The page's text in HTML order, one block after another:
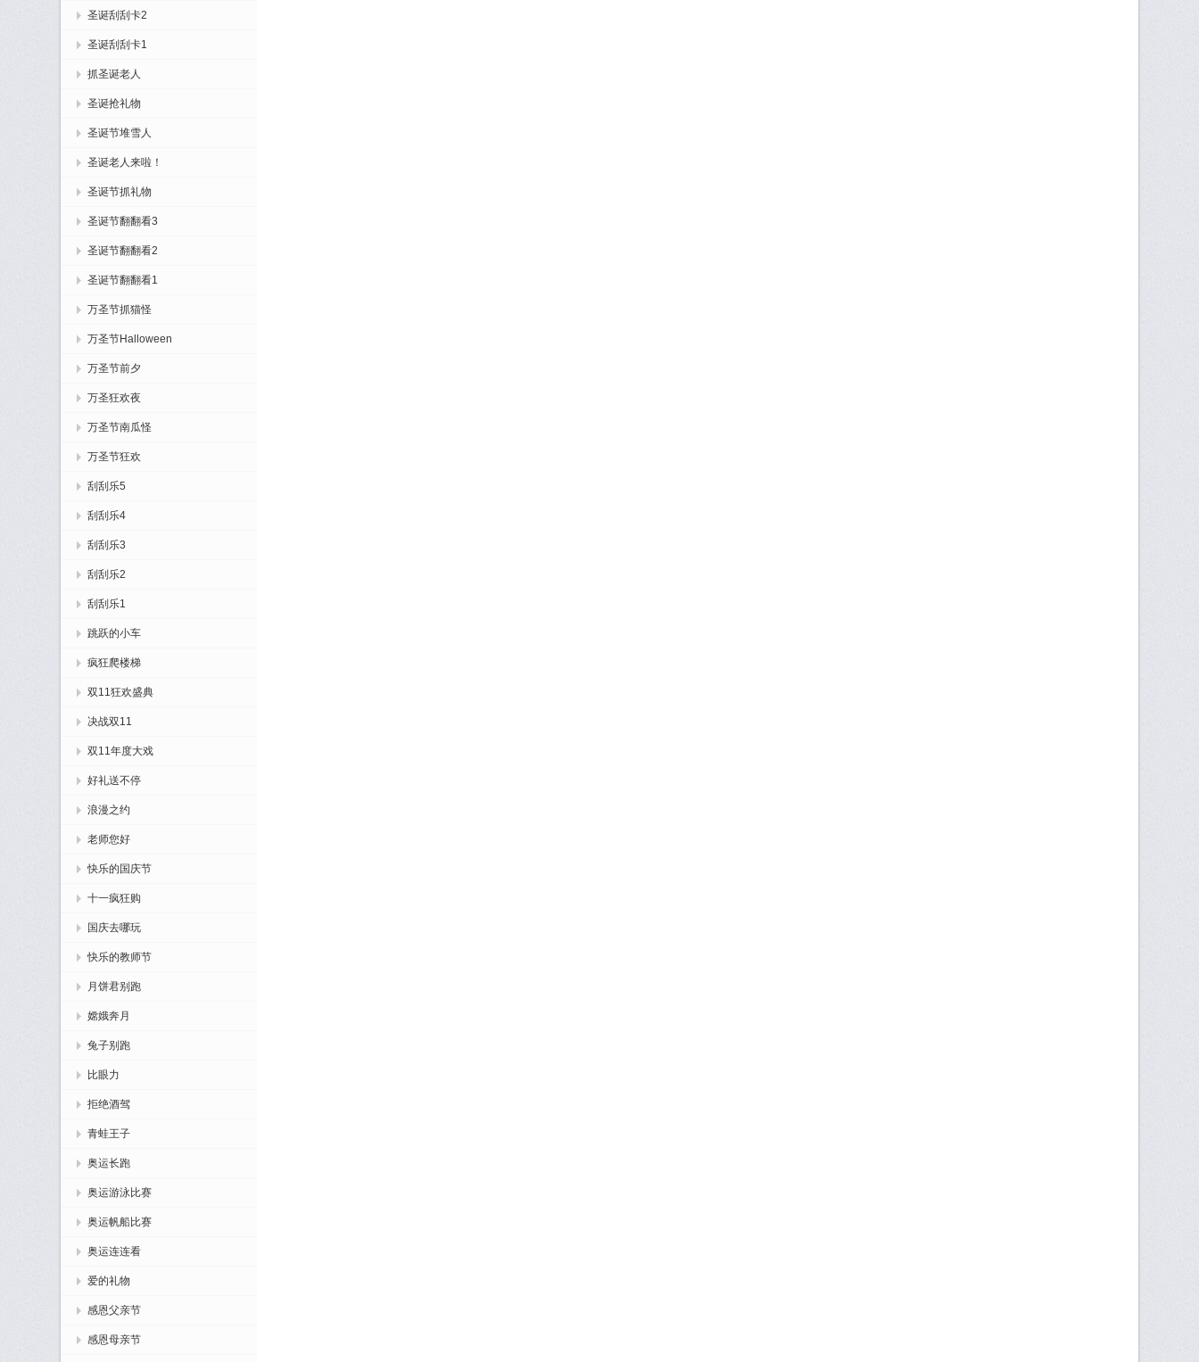
圣诞刮刮卡2
圣诞刮刮卡1
抓圣诞老人
圣诞抢礼物
圣诞节堆雪人
圣诞老人来啦！
圣诞节抓礼物
圣诞节翻翻看3
圣诞节翻翻看2
圣诞节翻翻看1
万圣节抓猫怪
万圣节Halloween
万圣节前夕
万圣狂欢夜
万圣节南瓜怪
万圣节狂欢
刮刮乐5
刮刮乐4
刮刮乐3
刮刮乐2
刮刮乐1
跳跃的小车
疯狂爬楼梯
双11狂欢盛典
决战双11
双11年度大戏
好礼送不停
浪漫之约
老师您好
快乐的国庆节
十一疯狂购
国庆去哪玩
快乐的教师节
月饼君别跑
嫦娥奔月
兔子别跑
比眼力
拒绝酒驾
青蛙王子
奥运长跑
奥运游泳比赛
奥运帆船比赛
奥运连连看
爱的礼物
感恩父亲节
感恩母亲节